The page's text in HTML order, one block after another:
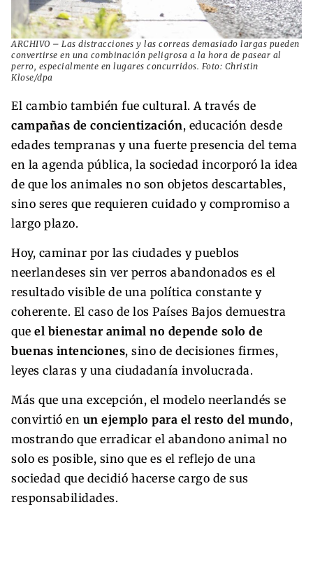
ARCHIVO – Las distracciones y las correas demasiado largas pueden
convertirse en una combinación peligrosa a la hora de pasear al
perro, especialmente en lugares concurridos. Foto: Christin
Klose/dpa
El cambio también fue cultural. A través de
campañas de concientización, educación desde
edades tempranas y una fuerte presencia del tema
en la agenda pública, la sociedad incorporó la idea
de que los animales no son objetos descartables,
sino seres que requieren cuidado y compromiso a
largo plazo.
Hoy, caminar por las ciudades y pueblos
neerlandeses sin ver perros abandonados es el
resultado visible de una política constante y
coherente. El caso de los Países Bajos demuestra
que el bienestar animal no depende solo de
buenas intenciones, sino de decisiones firmes,
leyes claras y una ciudadanía involucrada.
Más que una excepción, el modelo neerlandés se
convirtió en un ejemplo para el resto del mundo,
mostrando que erradicar el abandono animal no
solo es posible, sino que es el reflejo de una
sociedad que decidió hacerse cargo de sus
responsabilidades.